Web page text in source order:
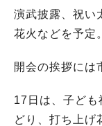
演武披露、祝い
花火などを予定。
開会の挨拶には
17日は、子ども
どり、打ち上げ